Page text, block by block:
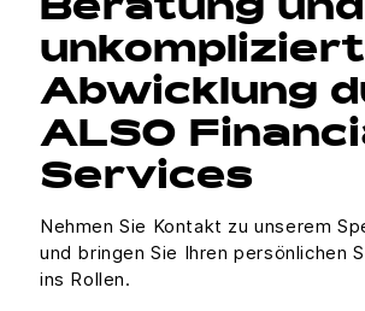
Beratung und
Abwicklung
ALSO
Services
Nehmen Sie Kontakt zu unserem
und bringen Sie Ihren persönlichen
ins Rollen.